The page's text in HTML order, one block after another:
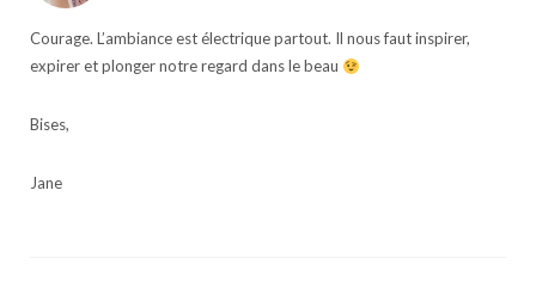
Courage. L’ambiance est électrique partout. Il nous faut inspirer,
expirer et plonger notre regard dans le beau
Bises,
Jane